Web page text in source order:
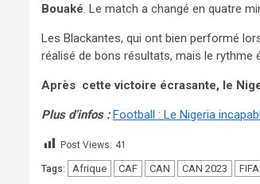
Bouaké. Le match a changé en quatre
Les Blackantes, qui ont bien performé
réalisé de bons résultats, mais le rythme
Après cette victoire écrasante, le
Plus d’infos :Football : Le Nigeria
Post Views: 41
Tags: Afrique CAF CAN CAN 2023 FIFA